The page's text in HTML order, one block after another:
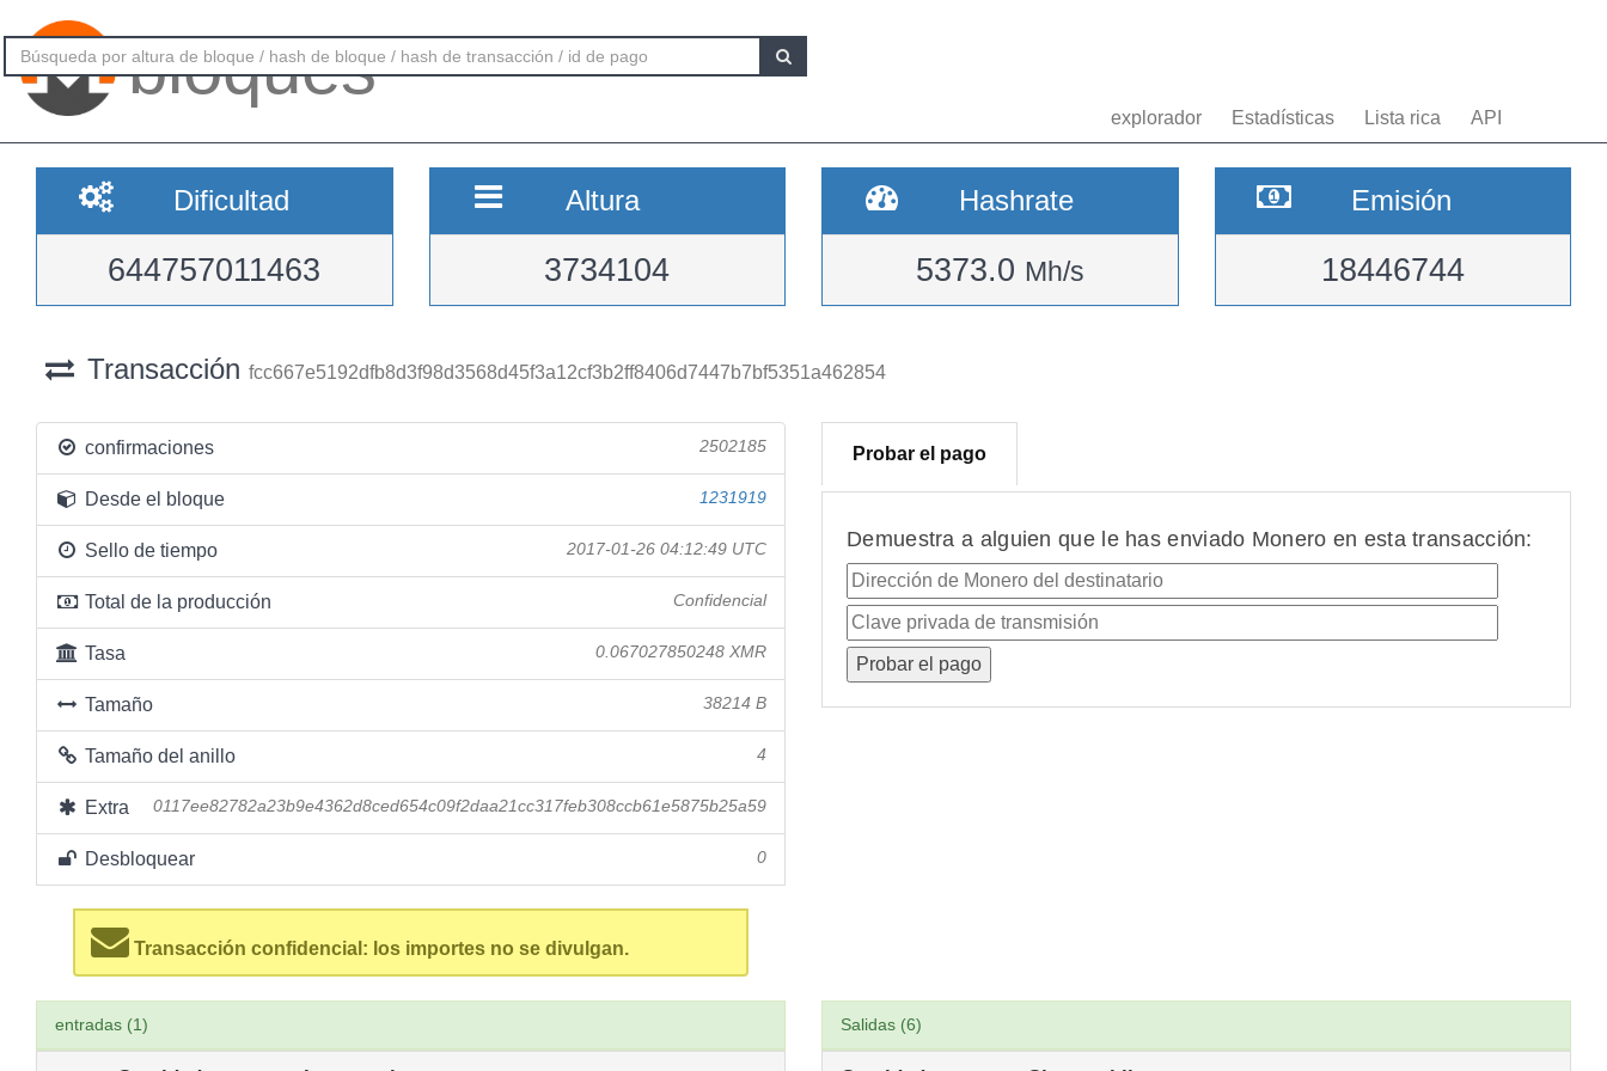
bloques
explorador Estadísticas Lista rica API
Dificultad
644757011463
Altura
3734104
Hashrate
5373.0 Mh/s
Emisión
18446744
Transacción fcc667e5192dfb8d3f98d3568d45f3a12cf3b2ff8406d7447b7bf5351a462854
confirmaciones 2502185
Desde el bloque 1231919
Sello de tiempo 2017-01-26 04:12:49 UTC
Total de la producción Confidencial
Tasa 0.067027850248 XMR
Tamaño 38214 B
Tamaño del anillo 4
Extra 0117ee82782a23b9e4362d8ced654c09f2daa21cc317feb308ccb61e5875b25a59
Desbloquear 0
Transacción confidencial: los importes no se divulgan.
Probar el pago
Demuestra a alguien que le has enviado Monero en esta transacción:
entradas (1) Salidas (6)